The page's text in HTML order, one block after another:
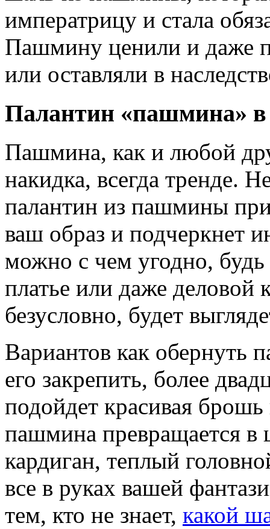
императрицу и стала
Пашмину ценили и даже
или оставляли в
Палантин «пашмина» в
Пашмина, как и любой
накидка, всегда тренде.
палантин из пашмины
ваш образ и подчеркнет
можно с чем угодно,
платье или даже
безусловно, будет
Вариантов как обернуть
его закрепить, более
подойдет красивая
пашмина превращается
кардиган, теплый
все в руках вашей
тем, кто не знает, какой